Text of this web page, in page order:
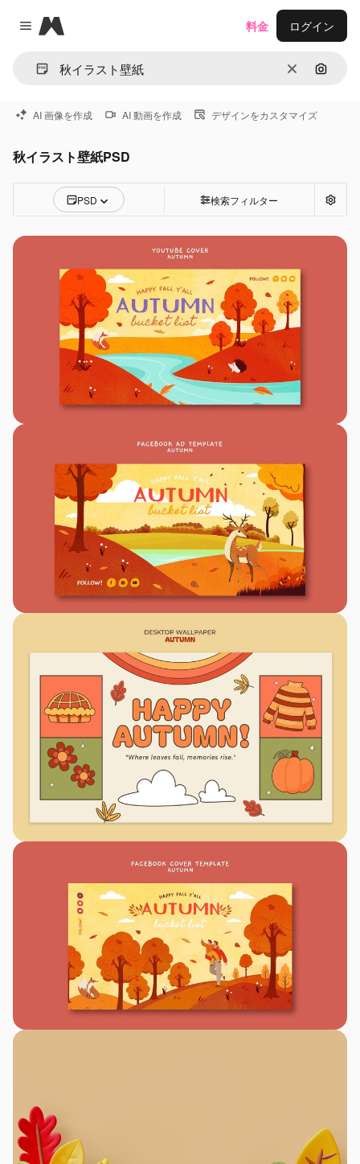
Close menu
Magnific
消去 画像で
料金 ログイン
AI 画像を作成 AI 動画を作成 デザインをカスタマイズ
秋イラスト壁紙PSD
PSD 検索フィルター